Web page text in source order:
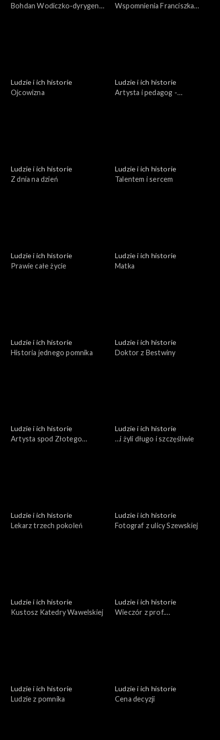
Bohdan Wodiczko-dyrygent
Wspomnienia Franciszka
Ludzie i ich historie
Ojcowizna
Ludzie i ich historie
Artysta i pedagog -
Ludzie i ich historie
Z dnia na dzień
Ludzie i ich historie
Talentem i sercem
Ludzie i ich historie
Prawie całe życie
Ludzie i ich historie
Matka
Ludzie i ich historie
Historia jednego pomnika
Ludzie i ich historie
Doktor z Bestwiny
Ludzie i ich historie
Artysta spod Złotego
Ludzie i ich historie
…i żyli długo i szczęśliwie
Ludzie i ich historie
Lekarz trzech pokoleń
Ludzie i ich historie
Fotograf z ulicy Szewskiej
Ludzie i ich historie
Kustosz Katedry Wawelskiej
Ludzie i ich historie
Wieczór z prof.
Ludzie i ich historie
Ludzie z pomnika
Ludzie i ich historie
Cena decyzji